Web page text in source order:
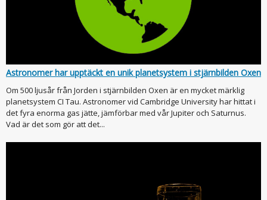
Astronomer har upptäckt en unik planetsystem i stjärnbilden Oxen
Om 500 ljusår från Jorden i stjärnbilden Oxen är en mycket märklig
planetsystem CI Tau. Astronomer vid Cambridge University har hittat i
det fyra enorma gas jätte, jämförbar med vår Jupiter och Saturnus.
Vad är det som gör att det...